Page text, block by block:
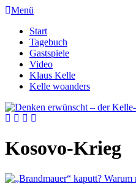
Menü
Start
Tagebuch
Gastspiele
Video
Klaus Kelle
Kelle woanders
Kosovo-Krieg